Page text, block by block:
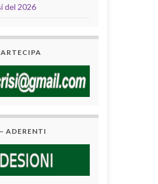
del 2026
ADERENTI